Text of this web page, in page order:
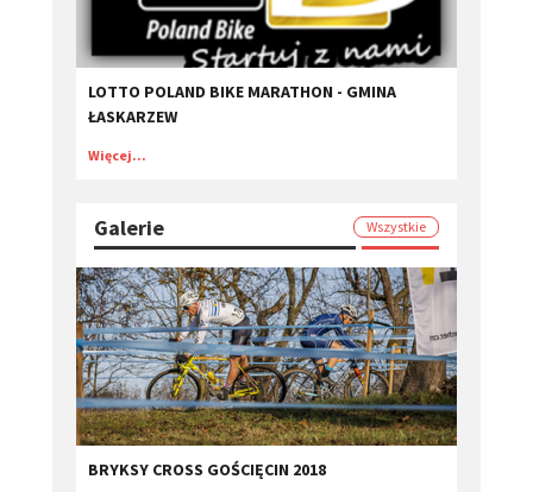
LOTTO POLAND BIKE MARATHON - GMINA
ŁASKARZEW
Więcej...
Galerie Wszystkie
BRYKSY CROSS GOŚCIĘCIN 2018